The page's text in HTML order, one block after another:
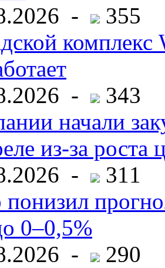
-
355
комплекс
-
343
начали
из-за роста
-
311
понизил
0–0,5%
-
290